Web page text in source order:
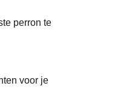
perron te
voor je